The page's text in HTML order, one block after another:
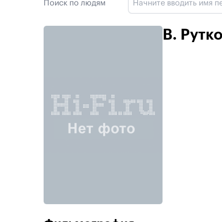
Поиск по людям
В.